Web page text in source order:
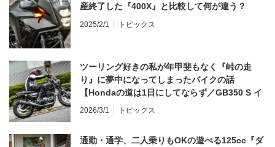
産終了した『400X』と比較して何が違う？
2025/2/1 トピックス
ツーリング好きの私が年甲斐もなく『峠の走
り』に夢中になってしまったバイクの話
【Hondaの道は1日にしてならず／GB350 S イ
ンプレ・レビュー 前編】
2026/3/1 トピックス
通勤・通学、二人乗りもOKの遊べる125cc『ダ